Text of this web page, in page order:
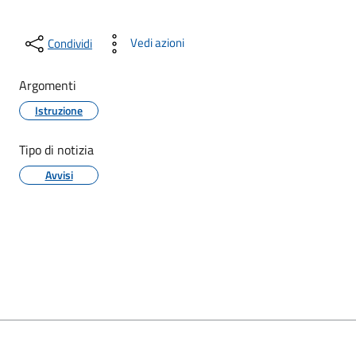
Condividi Vedi azioni
Argomenti
Istruzione
Tipo di notizia
Avvisi